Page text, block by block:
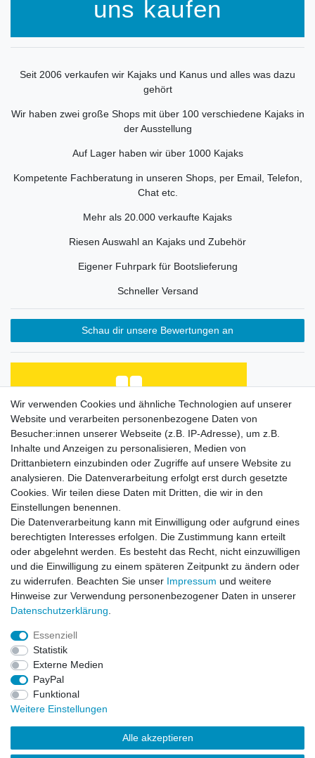
uns kaufen
Seit 2006 verkaufen wir Kajaks und Kanus und alles was dazu
gehört
Wir haben zwei große Shops mit über 100 verschiedene Kajaks in
der Ausstellung
Auf Lager haben wir über 1000 Kajaks
Kompetente Fachberatung in unseren Shops, per Email, Telefon,
Chat etc.
Mehr als 20.000 verkaufte Kajaks
Riesen Auswahl an Kajaks und Zubehör
Eigener Fuhrpark für Bootslieferung
Schneller Versand
Schau dir unsere Bewertungen an
Habe Angelkayak gekauft, bin mit Abwicklung und
Preis zufrieden. Was fehlt, ist eine Beschreibung
de...
Horst L., Steinach
Datum der Veröffentlichung: 26.07.2026
253 Bewertungen
Impressum
Widerrufs­recht
Versandinformationen
Wir verwenden Cookies und ähnliche Technologien auf unserer
Website und verarbeiten personenbezogene Daten von
Besucher:innen unserer Webseite (z.B. IP-Adresse), um z.B.
Inhalte und Anzeigen zu personalisieren, Medien von
Drittanbietern einzubinden oder Zugriffe auf unsere Website zu
analysieren. Die Datenverarbeitung erfolgt erst durch gesetzte
Cookies. Wir teilen diese Daten mit Dritten, die wir in den
Einstellungen benennen.
Die Datenverarbeitung kann mit Einwilligung oder aufgrund eines
berechtigten Interesses erfolgen. Die Zustimmung kann erteilt
oder abgelehnt werden. Es besteht das Recht, nicht einzuwilligen
und die Einwilligung zu einem späteren Zeitpunkt zu ändern oder
zu widerrufen. Beachten Sie unser Impressum und weitere
Hinweise zur Verwendung personenbezogener Daten in unserer
Daten­schutz­erklärung
Essenziell
Statistik
Externe Medien
PayPal
Funktional
Weitere Einstellungen
Alle akzeptieren